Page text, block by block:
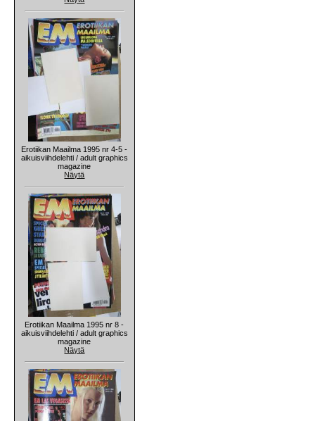
Erotiikan Maailma 1995 nr 4-5 -
aikuisviihdelehti / adult graphics
magazine
Näytä
Erotiikan Maailma 1995 nr 8 -
aikuisviihdelehti / adult graphics
magazine
Näytä